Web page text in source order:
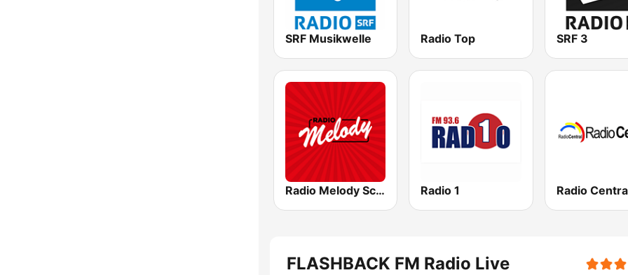
SRF Musikwelle Radio Top SRF 3
Radio Melody Schweiz Radio 1 Radio
FLASHBACK FM Radio Live